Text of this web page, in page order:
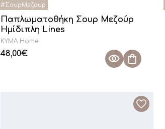
Παπλωματοθήκη Σουρ Μεζούρ
Ημίδιπλη Lines
KYMA Home
48,00€